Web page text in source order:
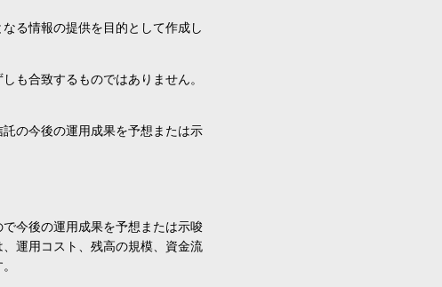
る情報の提供を目的として作成し
も合致するものではありません。
の今後の運用成果を予想または示
今後の運用成果を予想または示唆
運用コスト、残高の規模、資金流